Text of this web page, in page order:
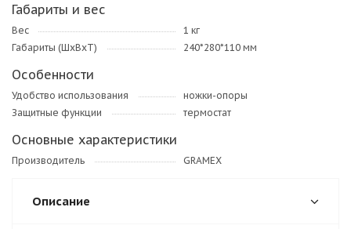
Габариты и вес
Вес
1 кг
Габариты (ШхВхТ)
240*280*110 мм
Особенности
Удобство использования
ножки-опоры
Защитные функции
термостат
Основные характеристики
Производитель GRAMEX
Описание